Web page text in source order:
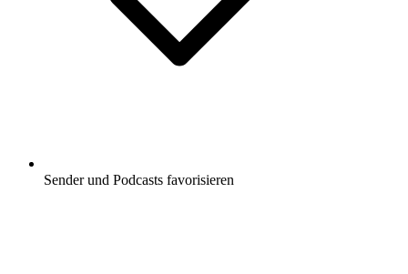
Sender und Podcasts favorisieren